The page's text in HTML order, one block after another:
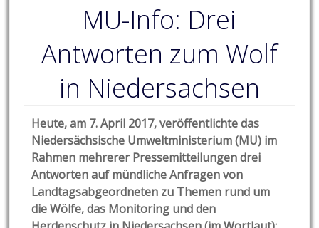
MU-Info: Drei
Antworten zum Wolf
in Niedersachsen
Heute, am 7. April 2017, veröffentlichte das
Niedersächsische Umweltministerium (MU) im
Rahmen mehrerer Pressemitteilungen drei
Antworten auf mündliche Anfragen von
Landtagsabgeordneten zu Themen rund um
die Wölfe, das Monitoring und den